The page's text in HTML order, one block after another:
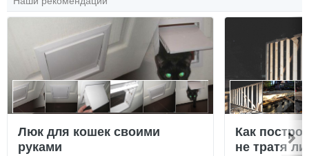
Люк для кошек своими
руками
Как
не тратя